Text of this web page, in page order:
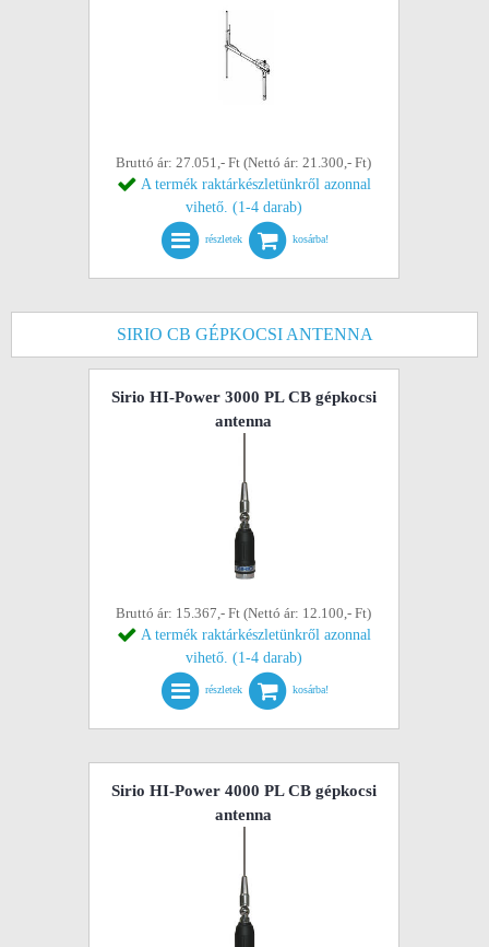
Bruttó ár: 27.051,- Ft (Nettó ár: 21.300,- Ft)
A termék raktárkészletünkről azonnal
vihető. (1-4 darab)
részletek kosárba!
SIRIO CB GÉPKOCSI ANTENNA
Sirio HI-Power 3000 PL CB gépkocsi
antenna
Bruttó ár: 15.367,- Ft (Nettó ár: 12.100,- Ft)
A termék raktárkészletünkről azonnal
vihető. (1-4 darab)
részletek kosárba!
Sirio HI-Power 4000 PL CB gépkocsi
antenna